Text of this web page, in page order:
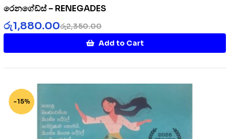
රෙනගේඩ්ස් – RENEGADES
රු2,350.00
රු1,880.00
Add to Cart
-15%